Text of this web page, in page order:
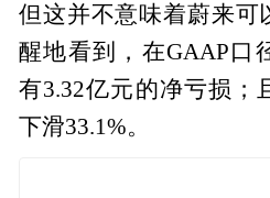
但这并不意味着蔚来可
醒地看到，在GAAP口
有3.32亿元的净亏损；
下滑33.1%。